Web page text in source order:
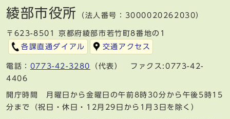
綾部市役所 （法人番号：3000020262030）
〒623-8501 京都府綾部市若竹町8番地の1
各課直通ダイアル
交通アクセス
電話： 0773-42-3280
（代表） ファクス:0773-42-
4406
開庁時間 月曜日から金曜日の午前8時30分から午後5時15
分まで（祝日・休日・12月29日から1月3日を除く）